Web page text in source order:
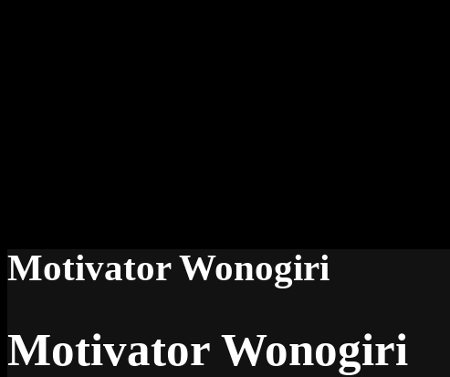
Motivator Wonogiri
Motivator Wonogiri